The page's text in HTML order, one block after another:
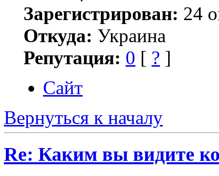
Зарегистрирован: 24
Откуда: Украина
Репутация: 0 [ ? ]
Сайт
Вернуться к началу
Re: Каким вы видите